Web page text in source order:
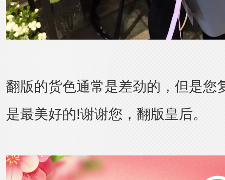
翻版的货色通常是差劲的，但是您
是最美好的!谢谢您，翻版皇后。